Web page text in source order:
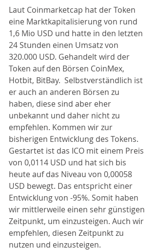
Laut Coinmarketcap hat der Token
eine Marktkapitalisierung von rund
1,6 Mio USD und hatte in den letzten
24 Stunden einen Umsatz von
320.000 USD. Gehandelt wird der
Token auf den Börsen CoinMex,
Hotbit, BitBay.  Selbstverständlich ist
er auch an anderen Börsen zu
haben, diese sind aber eher
unbekannt und daher nicht zu
empfehlen. Kommen wir zur
bisherigen Entwicklung des Tokens.
Gestartet ist das ICO mit einem Preis
von 0,0114 USD und hat sich bis
heute auf das Niveau von 0,00058
USD bewegt. Das entspricht einer
Entwicklung von -95%. Somit haben
wir mittlerweile einen sehr günstigen
Zeitpunkt, um einzusteigen. Auch wir
empfehlen, diesen Zeitpunkt zu
nutzen und einzusteigen.